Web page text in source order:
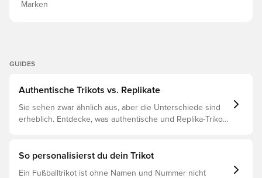
Marken
GUIDES
Authentische Trikots vs. Replikate
Sie sehen zwar ähnlich aus, aber die Unterschiede sind
erheblich. Entdecke, was authentische und Replika-Trikots
So personalisierst du dein Trikot
Ein Fußballtrikot ist ohne Namen und Nummer nicht